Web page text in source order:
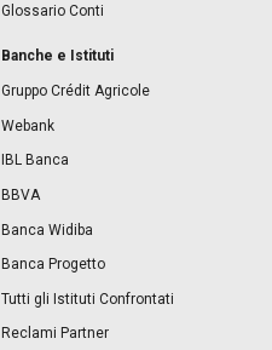
Glossario Conti
Banche e Istituti
Gruppo Crédit Agricole
Webank
IBL Banca
BBVA
Banca Widiba
Banca Progetto
Tutti gli Istituti Confrontati
Reclami Partner